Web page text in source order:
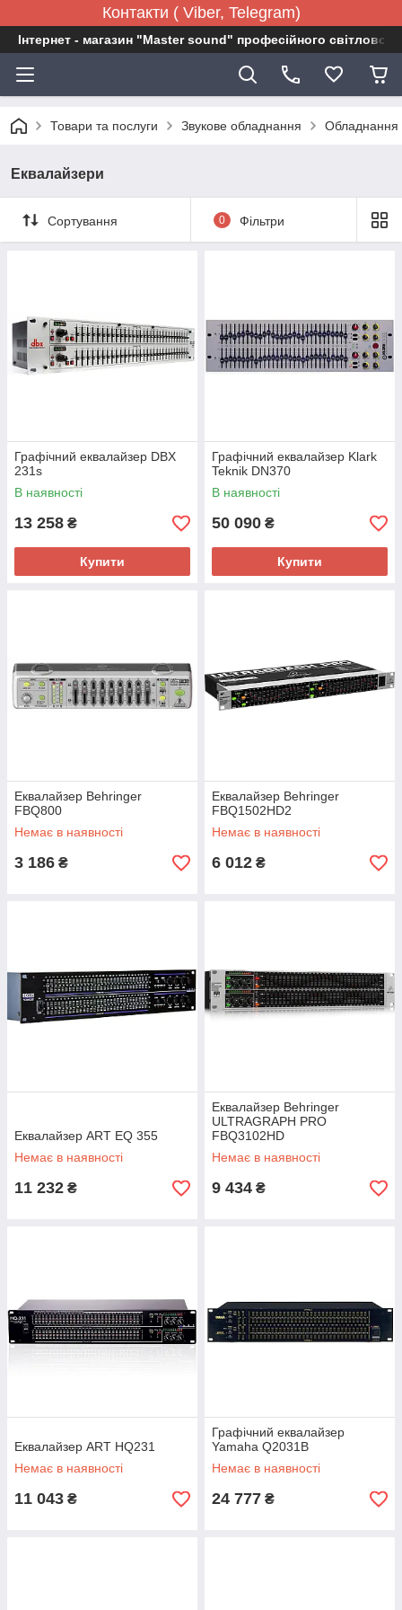
Контакти ( Viber, Telegram)
Інтернет - магазин "Master sound" професійного
Товари та послуги Звукове обладнання Обладнання
Еквалайзери
Сортування 0 Фільтри
Графічний еквалайзер DBX
231s
В наявності
13 258 ₴
Купити
Графічний еквалайзер Klark
Teknik DN370
В наявності
50 090 ₴
Купити
Еквалайзер Behringer
FBQ800
Немає в наявності
3 186 ₴
Еквалайзер Behringer
FBQ1502HD2
Немає в наявності
6 012 ₴
Еквалайзер ART EQ 355
Немає в наявності
11 232 ₴
Еквалайзер Behringer
ULTRAGRAPH PRO
FBQ3102HD
Немає в наявності
9 434 ₴
Еквалайзер ART HQ231
Немає в наявності
11 043 ₴
Графічний еквалайзер
Yamaha Q2031B
Немає в наявності
24 777 ₴